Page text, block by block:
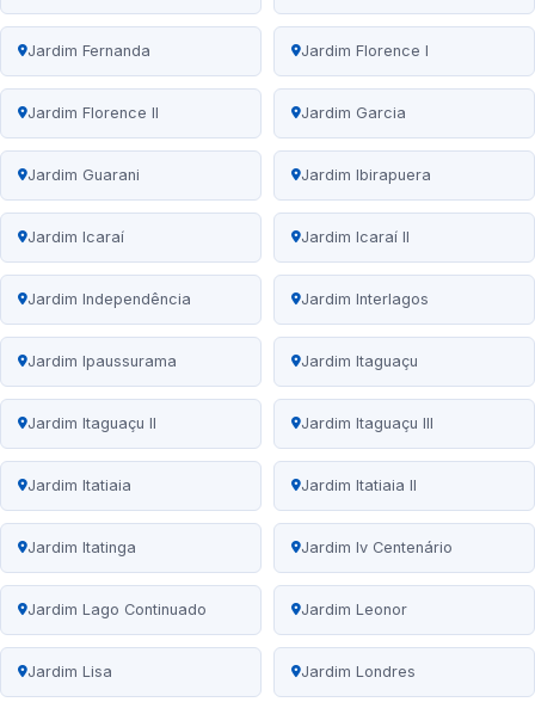
Jardim Fernanda Jardim Florence I
Jardim Florence II Jardim Garcia
Jardim Guarani Jardim Ibirapuera
Jardim Icaraí Jardim Icaraí II
Jardim Independência Jardim Interlagos
Jardim Ipaussurama Jardim Itaguaçu
Jardim Itaguaçu II Jardim Itaguaçu III
Jardim Itatiaia Jardim Itatiaia II
Jardim Itatinga Jardim Iv Centenário
Jardim Lago Continuado Jardim Leonor
Jardim Lisa Jardim Londres